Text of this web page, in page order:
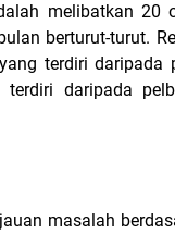
melibatkan 20
berturut-turut.
terdiri daripada
terdiri daripada
masalah